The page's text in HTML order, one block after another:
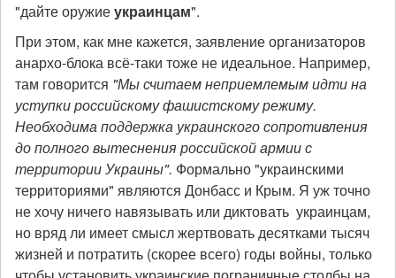
"дайте оружиеукраинцам".
При этом, как мне кажется, заявление организаторов
анархо-блока всё-таки тоже не идеальное. Например,
там говорится "Мы считаем неприемлемым идти на
уступки российскому фашистскому режиму.
Необходима поддержка украинского сопротивления
до полного вытеснения российской армии с
территории Украины". Формально "украинскими
территориями" являются Донбасс и Крым. Я уж точно
не хочу ничего навязывать или диктовать украинцам,
но вряд ли имеет смысл жертвовать десятками тысяч
жизней и потратить (скорее всего) годы войны, только